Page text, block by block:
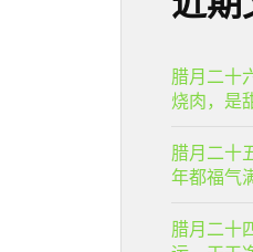
腊月二十
烧肉，是
腊月二十
年都福气
腊月二十